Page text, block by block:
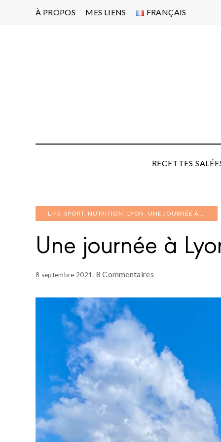
À PROPOS MES LIENS FRANÇAIS
RECETTES
LIFE, SPORT, NUTRITION LYON UNE JOURNÉE À …
Une journée à
8 septembre 2021 8 Commentaires